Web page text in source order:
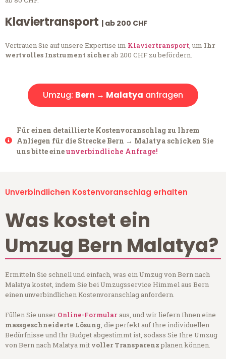
Klaviertransport | ab 200 CHF
Vertrauen Sie auf unsere Expertise im Klaviertransport, um Ihr
wertvolles Instrument sicherab 200 CHF zu befördern.
Umzug: Bern → Malatya anfragen
Für einen detaillierte Kostenvoranschlag zu Ihrem
Anliegen für die Strecke Bern → Malatya schicken Sie
uns bitte eineunverbindliche Anfrage!
Unverbindlichen Kostenvoranschlag erhalten
Was kostet ein
Umzug Bern Malatya?
Ermitteln Sie schnell und einfach, was ein Umzug von Bern nach
Malatya kostet, indem Sie bei Umzugsservice Himmel aus Bern
einen unverbindlichen Kostenvoranschlag anfordern.
Füllen Sie unser Online-Formular aus, und wir liefern Ihnen eine
massgeschneiderte Lösung, die perfekt auf Ihre individuellen
Bedürfnisse und Ihr Budget abgestimmt ist, sodass Sie Ihre Umzug
von Bern nach Malatya mit voller Transparenzplanen können.